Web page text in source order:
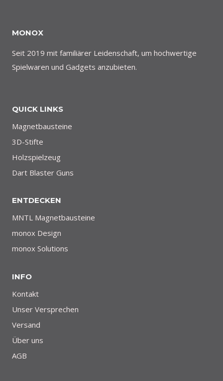
MONOX
Seit 2019 mit familiärer Leidenschaft, um hochwertige
Spielwaren und Gadgets anzubieten.
QUICK LINKS
Magnetbausteine
3D-Stifte
Holzspielzeug
Dart Blaster Guns
ENTDECKEN
MNTL Magnetbausteine
monox Design
monox Solutions
INFO
Kontakt
Unser Versprechen
Versand
Über uns
AGB